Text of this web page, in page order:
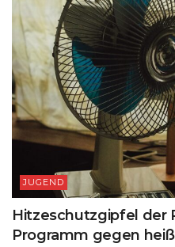
JUGEND
Hitzeschutzgipfel der
Programm gegen